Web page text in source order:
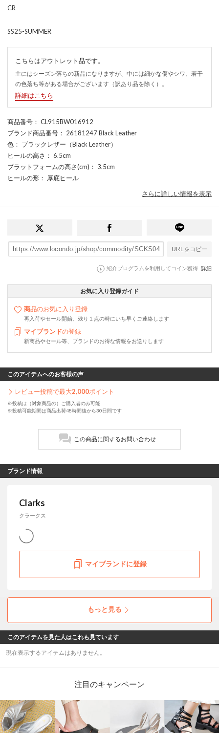
CR_
SS25-SUMMER
こちらはアウトレット品です。
主にはシーズン落ちの新品になりますが、中には細かな傷やシワ、若干
の色落ち等がある場合がございます（訳あり品を除く）。
詳細はこちら
商品番号 ： CL915BW016912
ブランド商品番号 ： 26181247 Black Leather
色 ： ブラックレザー（Black Leather）
ヒールの高さ ： 6.5cm
プラットフォームの高さ(cm) ： 3.5cm
ヒールの形 ： 厚底ヒール
さらに詳しい情報を表示
URLをコピー
紹介プログラムを利用してコイン獲得 詳細
お気に入り登録ガイド
商品のお気に入り登録
再入荷やセール開始、残り１点の時にいち早くご連絡します
マイブランドの登録
新商品やセール等、ブランドのお得な情報をお送りします
このアイテムへのお客様の声
レビュー投稿で最大2,000ポイント
※投稿は（対象商品の）ご購入者のみ可能
※投稿可能期間は商品出荷48時間後から30日間です
この商品に関するお問い合わせ
ブランド情報
Clarks
クラークス
マイブランドに登録
もっと見る
このアイテムを見た人はこれも見ています
現在表示するアイテムはありません。
注目のキャンペーン